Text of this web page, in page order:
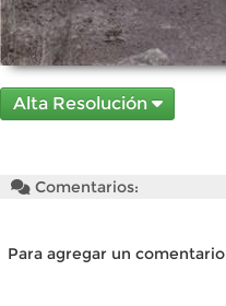
Alta Resolución
Comentarios:
Para agregar un comentario